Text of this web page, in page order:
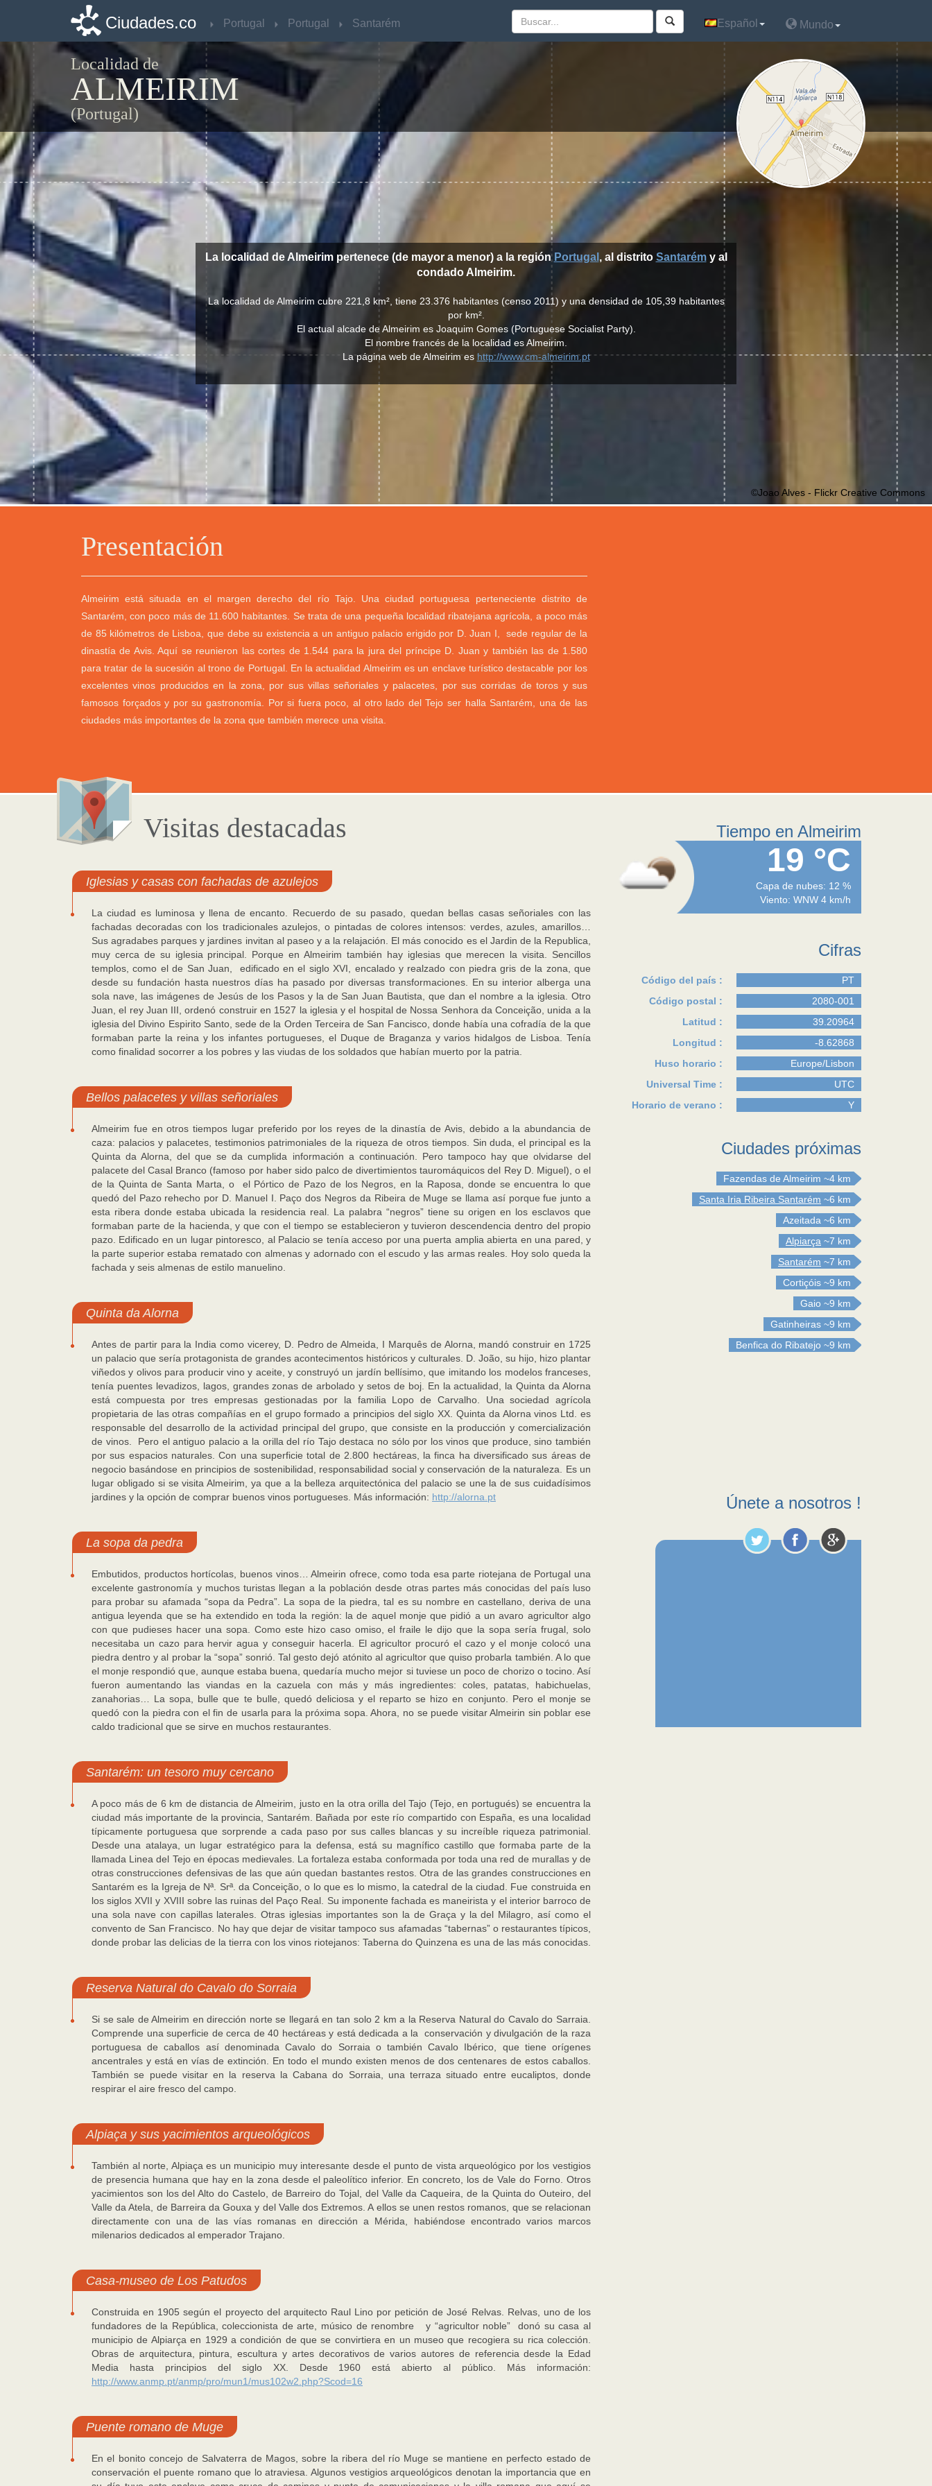
Ciudades.co Portugal Portugal Santarém Español Mundo
Localidad de
ALMEIRIM
(Portugal)
Presentación
Almeirim está situada en el margen derecho del río Tajo. Una ciudad portuguesa perteneciente distrito de
Santarém, con poco más de 11.600 habitantes. Se trata de una pequeña localidad ribatejana agrícola, a poco más
de 85 kilómetros de Lisboa, que debe su existencia a un antiguo palacio erigido por D. Juan I, sede regular de la
dinastía de Avis. Aquí se reunieron las cortes de 1.544 para la jura del príncipe D. Juan y también las de 1.580
para tratar de la sucesión al trono de Portugal. En la actualidad Almeirim es un enclave turístico destacable por los
excelentes vinos producidos en la zona, por sus villas señoriales y palacetes, por sus corridas de toros y sus
famosos forçados y por su gastronomía. Por si fuera poco, al otro lado del Tejo ser halla Santarém, una de las
ciudades más importantes de la zona que también merece una visita.
La localidad de Almeirim pertenece (de mayor a menor) a la región Portugal , al distrito Santarémy al
condado Almeirim.
La localidad de Almeirim cubre 221,8 km², tiene 23.376 habitantes (censo 2011) y una densidad de 105,39 habitantes
por km².
El actual alcade de Almeirim es Joaquim Gomes (Portuguese Socialist Party).
El nombre francés de la localidad es Almeirim.
La página web de Almeirim es http://www.cm-almeirim.pt
©Joao Alves - Flickr Creative Commons
Visitas destacadas
Iglesias y casas con fachadas de azulejos
La ciudad es luminosa y llena de encanto. Recuerdo de su pasado, quedan bellas casas señoriales con las
fachadas decoradas con los tradicionales azulejos, o pintadas de colores intensos: verdes, azules, amarillos…
Sus agradabes parques y jardines invitan al paseo y a la relajación. El más conocido es el Jardin de la Republica,
muy cerca de su iglesia principal. Porque en Almeirim también hay iglesias que merecen la visita. Sencillos
templos, como el de San Juan, edificado en el siglo XVI, encalado y realzado con piedra gris de la zona, que
desde su fundación hasta nuestros días ha pasado por diversas transformaciones. En su interior alberga una
sola nave, las imágenes de Jesús de los Pasos y la de San Juan Bautista, que dan el nombre a la iglesia. Otro
Juan, el rey Juan III, ordenó construir en 1527 la iglesia y el hospital de Nossa Senhora da Conceição, unida a la
iglesia del Divino Espirito Santo, sede de la Orden Terceira de San Fancisco, donde había una cofradía de la que
formaban parte la reina y los infantes portugueses, el Duque de Braganza y varios hidalgos de Lisboa. Tenía
como finalidad socorrer a los pobres y las viudas de los soldados que habían muerto por la patria.
Bellos palacetes y villas señoriales
Almeirim fue en otros tiempos lugar preferido por los reyes de la dinastía de Avis, debido a la abundancia de
caza: palacios y palacetes, testimonios patrimoniales de la riqueza de otros tiempos. Sin duda, el principal es la
Quinta da Alorna, del que se da cumplida información a continuación. Pero tampoco hay que olvidarse del
palacete del Casal Branco (famoso por haber sido palco de divertimientos tauromáquicos del Rey D. Miguel), o el
de la Quinta de Santa Marta, o el Pórtico de Pazo de los Negros, en la Raposa, donde se encuentra lo que
quedó del Pazo rehecho por D. Manuel I. Paço dos Negros da Ribeira de Muge se llama así porque fue junto a
esta ribera donde estaba ubicada la residencia real. La palabra “negros” tiene su origen en los esclavos que
formaban parte de la hacienda, y que con el tiempo se establecieron y tuvieron descendencia dentro del propio
pazo. Edificado en un lugar pintoresco, al Palacio se tenía acceso por una puerta amplia abierta en una pared, y
la parte superior estaba rematado con almenas y adornado con el escudo y las armas reales. Hoy solo queda la
fachada y seis almenas de estilo manuelino.
Quinta da Alorna
Antes de partir para la India como vicerey, D. Pedro de Almeida, I Marquês de Alorna, mandó construir en 1725
un palacio que sería protagonista de grandes acontecimentos históricos y culturales. D. João, su hijo, hizo plantar
viñedos y olivos para producir vino y aceite, y construyó un jardín bellísimo, que imitando los modelos franceses,
tenía puentes levadizos, lagos, grandes zonas de arbolado y setos de boj. En la actualidad, la Quinta da Alorna
está compuesta por tres empresas gestionadas por la familia Lopo de Carvalho. Una sociedad agrícola
propietaria de las otras compañías en el grupo formado a principios del siglo XX. Quinta da Alorna vinos Ltd. es
responsable del desarrollo de la actividad principal del grupo, que consiste en la producción y comercialización
de vinos. Pero el antiguo palacio a la orilla del río Tajo destaca no sólo por los vinos que produce, sino también
por sus espacios naturales. Con una superficie total de 2.800 hectáreas, la finca ha diversificado sus áreas de
negocio basándose en principios de sostenibilidad, responsabilidad social y conservación de la naturaleza. Es un
lugar obligado si se visita Almeirim, ya que a la belleza arquitectónica del palacio se une la de sus cuidadísimos
jardines y la opción de comprar buenos vinos portugueses. Más información: http://alorna.pt
La sopa da pedra
Embutidos, productos hortícolas, buenos vinos… Almeirin ofrece, como toda esa parte riotejana de Portugal una
excelente gastronomía y muchos turistas llegan a la población desde otras partes más conocidas del país luso
para probar su afamada “sopa da Pedra”. La sopa de la piedra, tal es su nombre en castellano, deriva de una
antigua leyenda que se ha extendido en toda la región: la de aquel monje que pidió a un avaro agricultor algo
con que pudieses hacer una sopa. Como este hizo caso omiso, el fraile le dijo que la sopa sería frugal, solo
necesitaba un cazo para hervir agua y conseguir hacerla. El agricultor procuró el cazo y el monje colocó una
piedra dentro y al probar la “sopa” sonrió. Tal gesto dejó atónito al agricultor que quiso probarla también. A lo que
el monje respondió que, aunque estaba buena, quedaría mucho mejor si tuviese un poco de chorizo o tocino. Así
fueron aumentando las viandas en la cazuela con más y más ingredientes: coles, patatas, habichuelas,
zanahorias… La sopa, bulle que te bulle, quedó deliciosa y el reparto se hizo en conjunto. Pero el monje se
quedó con la piedra con el fin de usarla para la próxima sopa. Ahora, no se puede visitar Almeirin sin poblar ese
caldo tradicional que se sirve en muchos restaurantes.
Santarém: un tesoro muy cercano
A poco más de 6 km de distancia de Almeirim, justo en la otra orilla del Tajo (Tejo, en portugués) se encuentra la
ciudad más importante de la provincia, Santarém. Bañada por este río compartido con España, es una localidad
típicamente portuguesa que sorprende a cada paso por sus calles blancas y su increíble riqueza patrimonial.
Desde una atalaya, un lugar estratégico para la defensa, está su magnífico castillo que formaba parte de la
llamada Linea del Tejo en épocas medievales. La fortaleza estaba conformada por toda una red de murallas y de
otras construcciones defensivas de las que aún quedan bastantes restos. Otra de las grandes construcciones en
Santarém es la Igreja de Nª. Srª. da Conceição, o lo que es lo mismo, la catedral de la ciudad. Fue construida en
los siglos XVII y XVIII sobre las ruinas del Paço Real. Su imponente fachada es maneirista y el interior barroco de
una sola nave con capillas laterales. Otras iglesias importantes son la de Graça y la del Milagro, así como el
convento de San Francisco. No hay que dejar de visitar tampoco sus afamadas “tabernas” o restaurantes típicos,
donde probar las delicias de la tierra con los vinos riotejanos: Taberna do Quinzena es una de las más conocidas.
Reserva Natural do Cavalo do Sorraia
Si se sale de Almeirim en dirección norte se llegará en tan solo 2 km a la Reserva Natural do Cavalo do Sarraia.
Comprende una superficie de cerca de 40 hectáreas y está dedicada a la conservación y divulgación de la raza
portuguesa de caballos así denominada Cavalo do Sorraia o también Cavalo Ibérico, que tiene orígenes
ancentrales y está en vías de extinción. En todo el mundo existen menos de dos centenares de estos caballos.
También se puede visitar en la reserva la Cabana do Sorraia, una terraza situado entre eucaliptos, donde
respirar el aire fresco del campo.
Alpiaça y sus yacimientos arqueológicos
También al norte, Alpiaça es un municipio muy interesante desde el punto de vista arqueológico por los vestigios
de presencia humana que hay en la zona desde el paleolítico inferior. En concreto, los de Vale do Forno. Otros
yacimientos son los del Alto do Castelo, de Barreiro do Tojal, del Valle da Caqueira, de la Quinta do Outeiro, del
Valle da Atela, de Barreira da Gouxa y del Valle dos Extremos. A ellos se unen restos romanos, que se relacionan
directamente con una de las vías romanas en dirección a Mérida, habiéndose encontrado varios marcos
milenarios dedicados al emperador Trajano.
Casa-museo de Los Patudos
Construida en 1905 según el proyecto del arquitecto Raul Lino por petición de José Relvas. Relvas, uno de los
fundadores de la República, coleccionista de arte, músico de renombre y “agricultor noble” donó su casa al
municipio de Alpiarça en 1929 a condición de que se convirtiera en un museo que recogiera su rica colección.
Obras de arquitectura, pintura, escultura y artes decorativos de varios autores de referencia desde la Edad
Media hasta principios del siglo XX. Desde 1960 está abierto al público. Más información:
http://www.anmp.pt/anmp/pro/mun1/mus102w2.php?Scod=16
Puente romano de Muge
En el bonito concejo de Salvaterra de Magos, sobre la ribera del río Muge se mantiene en perfecto estado de
conservación el puente romano que lo atraviesa. Algunos vestigios arqueológicos denotan la importancia que en
Tiempo en Almeirim
19 °C
Capa de nubes: 12 %
Viento: WNW 4 km/h
Cifras
Código del país :
PT
Código postal :
2080-001
Latitud :
39.20964
Longitud :
-8.62868
Huso horario :
Europe/Lisbon
Universal Time :
UTC
Horario de verano :
Y
Ciudades próximas
Fazendas de Almeirim ~4 km
Santa Iria Ribeira Santarém ~6 km
Azeitada ~6 km
Alpiarça ~7 km
Santarém ~7 km
Cortiçóis ~9 km
Gaio ~9 km
Gatinheiras ~9 km
Benfica do Ribatejo ~9 km
Únete a nosotros !
Ciudades.co Portugal Portugal Santarém Español Mundo